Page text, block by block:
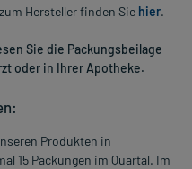
Hersteller finden Sie hier.
Sie die Packungsbeilage
oder in Ihrer Apotheke.
Produkten in
15 Packungen im Quartal. Im